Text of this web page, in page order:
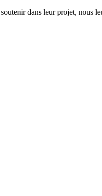
dans leur projet, nous